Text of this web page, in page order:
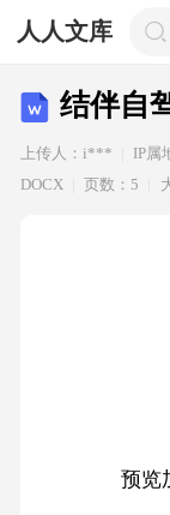
人人文库
结伴自
上传人：i*** IP属
DOCX
页数：5
预览